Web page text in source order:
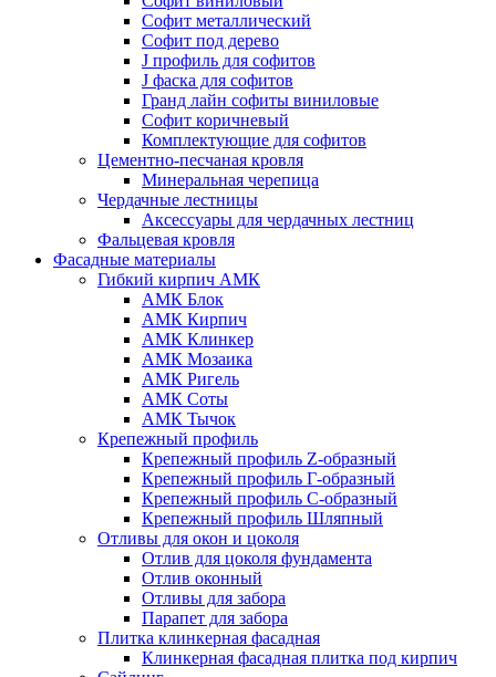
Софит металлический
Софит под дерево
J профиль для софитов
J фаска для софитов
Гранд лайн софиты виниловые
Софит коричневый
Комплектующие для софитов
Цементно-песчаная кровля
Минеральная черепица
Чердачные лестницы
Аксессуары для чердачных лестниц
Фальцевая кровля
Фасадные материалы
Гибкий кирпич АМК
АМК Блок
АМК Кирпич
АМК Клинкер
АМК Мозаика
АМК Ригель
АМК Соты
АМК Тычок
Крепежный профиль
Крепежный профиль Z-образный
Крепежный профиль Г-образный
Крепежный профиль С-образный
Крепежный профиль Шляпный
Отливы для окон и цоколя
Отлив для цоколя фундамента
Отлив оконный
Отливы для забора
Парапет для забора
Плитка клинкерная фасадная
Клинкерная фасадная плитка под кирпич